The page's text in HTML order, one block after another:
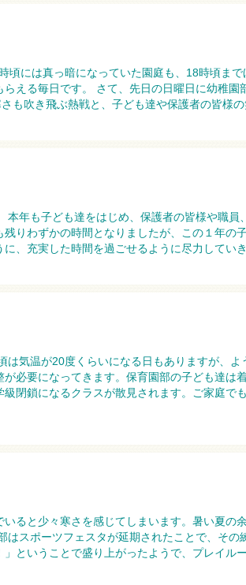
頃には真っ暗になっていた園庭も、18時頃ま
える毎日です。 さて、先日の日曜日に幼稚
も吹き飛ぶ熱戦と、子ども達や保護者の皆様
年も子ども達をはじめ、保護者の皆様や職
りわずかの時間となりましたが、この１年の
、充実した時間を過ごせるように尽力してい
気温が20度くらいになる日もありますが、よ
必要になってきます。保育園部の子ども達は
閉鎖になるクラスが散見されます。ご家庭で
ると少々寒さを感じてしまいます。暑い夏の
スポーツフェスタが延期されたことで、その
ということで盛り上がったようで、プレイル